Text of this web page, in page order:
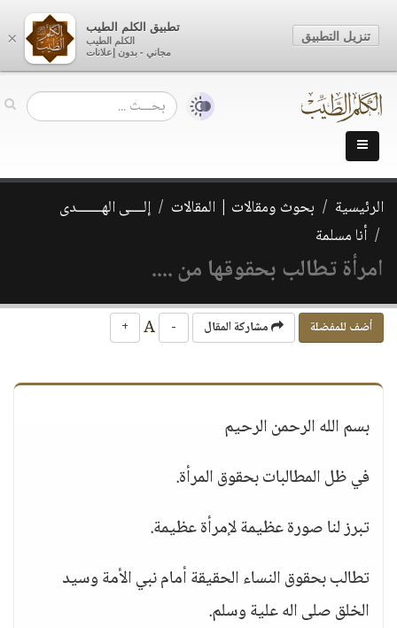
الرئيسية بحوث ومقالات | المقالات
إلــــى الهـــــــدى
أنا مسلمة
امرأة تطالب بحقوقها من ....
أضف للمفضلة مشاركة المقال -
+
بسم الله الرحمن الرحيم
في ظل المطالبات بحقوق المرأة.
تبرز لنا صورة عظيمة لإمرأة عظيمة.
تطالب بحقوق النساء الحقيقة أمام نبي الأمة وسيد
الخلق صلى اله علية وسلم.
×
تطبيق الكلم الطيب
الكلم الطيب
مجاني - بدون إعلانات
تنزيل التطبيق